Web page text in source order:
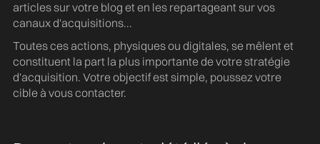
articles sur votre blog et en les repartageant sur vos
canaux d'acquisitions...
Toutes ces actions, physiques ou digitales, se mêlent et
constituent la part la plus importante de votre stratégie
d'acquisition. Votre objectif est simple, poussez votre
cible à vous contacter.